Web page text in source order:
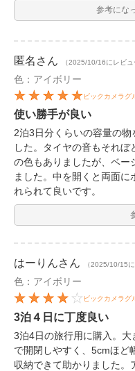
参考にな
匿名 さん （2025/10/16にレビュ
色：アイボリー
ビックカメラグ
使い勝手が良い
2泊3日分くらいの容量の
した。タイヤの音もそれ
の色もありましたが、ベー
ました。中を開くと両面に
れられて良いです。
はーりんさん （2025/10/15に
色：アイボリー
ビックカメラグ
3泊４日に丁度良い
3泊4日の旅行用に購入。
で開閉しやすく、5cmほど
収納できて助かりました。